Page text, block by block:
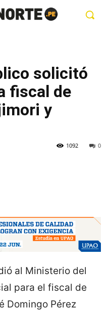
solicitó
fiscal de
y
0
1092
al Ministerio del
para el fiscal de
Domingo Pérez